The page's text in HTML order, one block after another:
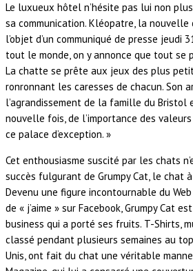
Le luxueux hôtel n’hésite pas lui non
sa communication. Kléopatre, la
l’objet d’un communiqué de presse jeudi
tout le monde, on y annonce que tout se
La chatte se prête aux jeux des plus
ronronnant les caresses de chacun. Son
l’agrandissement de la famille du Bristol
nouvelle fois, de l’importance des
ce palace d’exception. »
Cet enthousiasme suscité par les chats
succès fulgurant de Grumpy Cat, le chat
Devenu une figure incontournable du
de « j’aime » sur Facebook, Grumpy Cat
business qui a porté ses fruits. T-Shirts,
classé pendant plusieurs semaines au
Unis, ont fait du chat une véritable